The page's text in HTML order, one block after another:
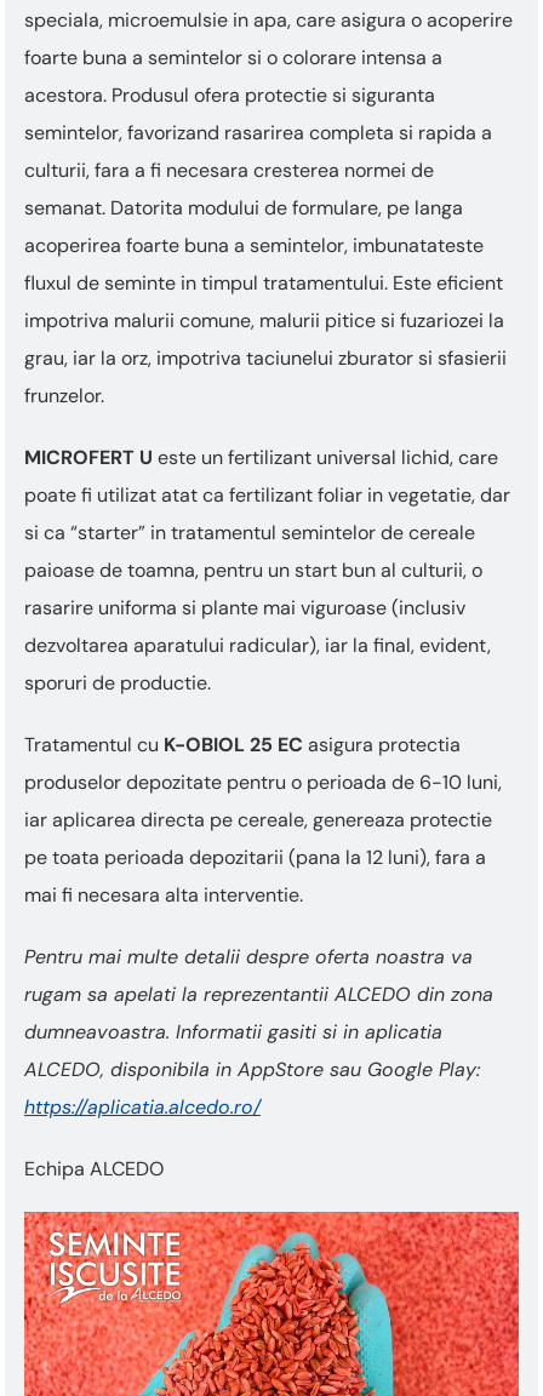
speciala, microemulsie in apa, care asigura o acoperire
foarte buna a semintelor si o colorare intensa a
acestora. Produsul ofera protectie si siguranta
semintelor, favorizand rasarirea completa si rapida a
culturii, fara a fi necesara cresterea normei de
semanat. Datorita modului de formulare, pe langa
acoperirea foarte buna a semintelor, imbunatateste
fluxul de seminte in timpul tratamentului. Este eficient
impotriva malurii comune, malurii pitice si fuzariozei la
grau, iar la orz, impotriva taciunelui zburator si sfasierii
frunzelor.
MICROFERT U este un fertilizant universal lichid, care
poate fi utilizat atat ca fertilizant foliar in vegetatie, dar
si ca “starter” in tratamentul semintelor de cereale
paioase de toamna, pentru un start bun al culturii, o
rasarire uniforma si plante mai viguroase (inclusiv
dezvoltarea aparatului radicular), iar la final, evident,
sporuri de productie.
Tratamentul cu K-OBIOL 25 EC asigura protectia
produselor depozitate pentru o perioada de 6-10 luni,
iar aplicarea directa pe cereale, genereaza protectie
pe toata perioada depozitarii (pana la 12 luni), fara a
mai fi necesara alta interventie.
Pentru mai multe detalii despre oferta noastra va
rugam sa apelati la reprezentantii ALCEDO din zona
dumneavoastra. Informatii gasiti si in aplicatia
ALCEDO, disponibila in AppStore sau Google Play:
https://aplicatia.alcedo.ro/
Echipa ALCEDO